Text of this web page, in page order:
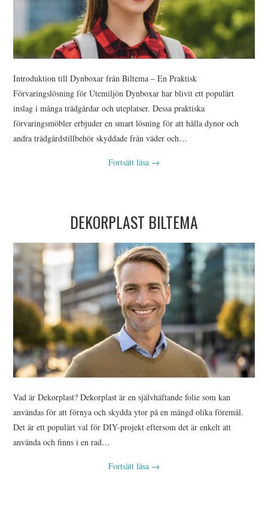
Introduktion till Dynboxar från Biltema – En Praktisk
Förvaringslösning för Utemiljön Dynboxar har blivit ett populärt
inslag i många trädgårdar och uteplatser. Dessa praktiska
förvaringsmöbler erbjuder en smart lösning för att hålla dynor och
andra trädgårdstillbehör skyddade från väder och…
Fortsätt läsa →
DEKORPLAST BILTEMA
Vad är Dekorplast? Dekorplast är en självhäftande folie som kan
användas för att förnya och skydda ytor på en mängd olika föremål.
Det är ett populärt val för DIY-projekt eftersom det är enkelt att
använda och finns i en rad…
Fortsätt läsa →